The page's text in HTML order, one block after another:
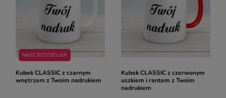
NASZ BESTSELLER
Kubek CLASSIC z czarnym
wnętrzem z Twoim nadrukiem
Kubek CLASSIC z czerwonym
uszkiem i rantem z Twoim
nadrukiem